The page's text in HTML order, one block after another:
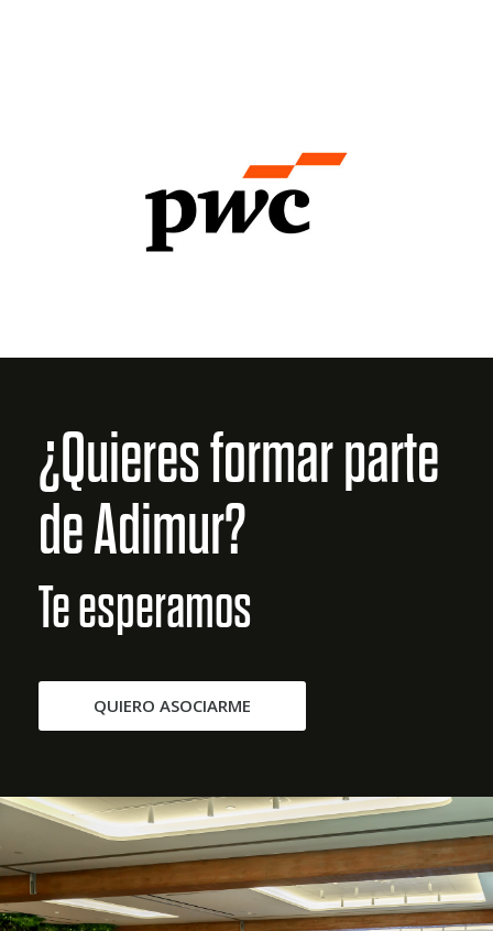
¿Quieres formar parte
de Adimur?
Te esperamos
QUIERO ASOCIARME